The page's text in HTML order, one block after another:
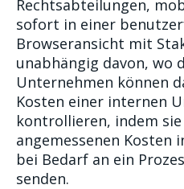
Rechtsabteilungen,
sofort in einer
Browseransicht mit
unabhängig davon, wo
Unternehmen können
Kosten einer internen
kontrollieren, indem sie
angemessenen Kosten
bei Bedarf an ein
senden.